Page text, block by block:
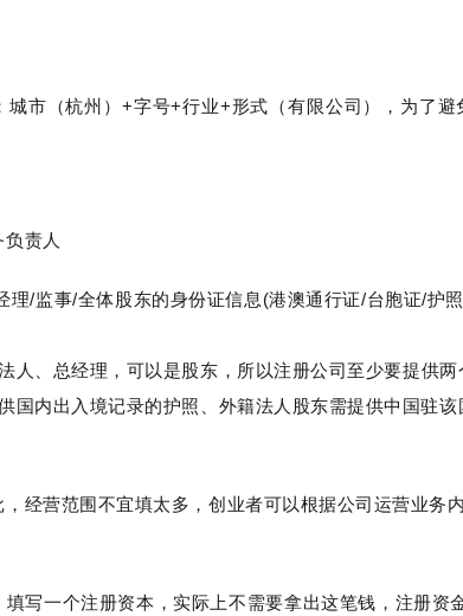
城市（杭州）+字号+行业+形式（有限公司），为了
责人
理/监事/全体股东的身份证信息(港澳通行证/台胞证/护
人、总经理，可以是股东，所以注册公司至少要提供两
国内出入境记录的护照、外籍法人股东需提供中国驻
经营范围不宜填太多，创业者可以根据公司运营业务
写一个注册资本，实际上不需要拿出这笔钱，注册资